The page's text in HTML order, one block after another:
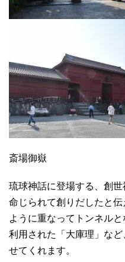
斎場御嶽
琉球神話に登場する、創
命じられて創りだしたと
ように重なってトンネル
利用された「大庫理」な
せてくれます。